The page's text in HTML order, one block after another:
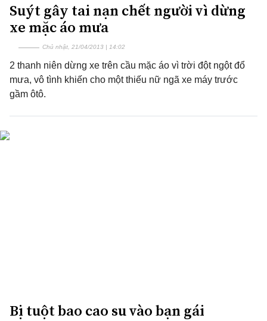
Suýt gây tai nạn chết người vì dừng
xe mặc áo mưa
Chủ nhật, 21/04/2013 | 14:02
2 thanh niên dừng xe trên cầu mặc áo vì trời đột ngột đổ
mưa, vô tình khiến cho một thiếu nữ ngã xe máy trước
gầm ôtô.
Bị tuột bao cao su vào bạn gái